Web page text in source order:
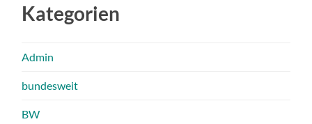
Kategorien
Admin
bundesweit
BW